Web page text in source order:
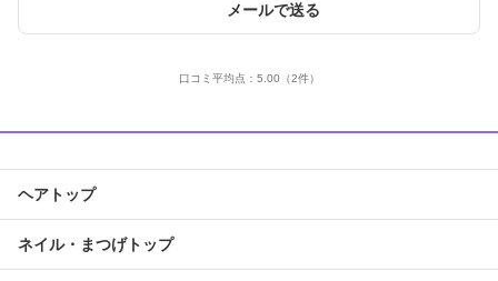
メールで送る
口コミ平均点： 5.00 （2件）
ヘアトップ
ネイル・まつげトップ